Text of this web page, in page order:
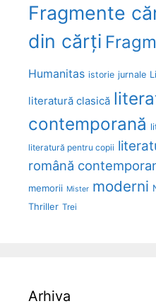
Fragmente
din cărți
Humanitas istorie jurnale
literatură clasică
contemporană
literatură pentru copii
română
memorii Mister moderni
Thriller Trei
Arhiva